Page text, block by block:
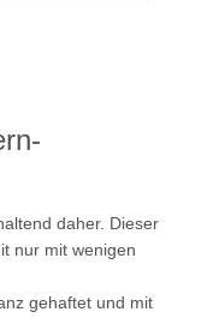
daher. Dieser
nur mit wenigen
gehaftet und mit